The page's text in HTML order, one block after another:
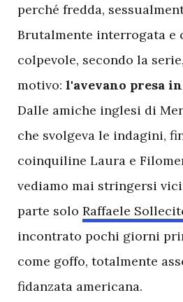
perché fredda,
Brutalmente interrogata e
colpevole, secondo la
motivo: l'avevano presa
Dalle amiche inglesi di
che svolgeva le indagini,
coinquiline Laura e
vediamo mai stringersi
parte solo Raffaele
incontrato pochi giorni
come goffo, totalmente
fidanzata americana.